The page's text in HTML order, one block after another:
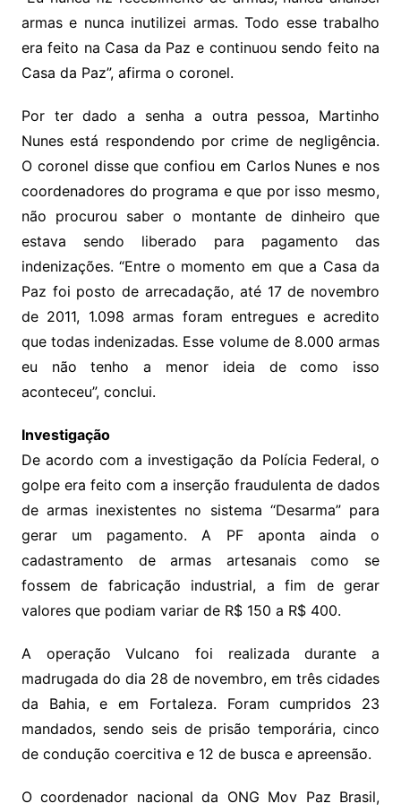
armas e nunca inutilizei armas. Todo esse trabalho
era feito na Casa da Paz e continuou sendo feito na
Casa da Paz”, afirma o coronel.
Por ter dado a senha a outra pessoa, Martinho
Nunes está respondendo por crime de negligência.
O coronel disse que confiou em Carlos Nunes e nos
coordenadores do programa e que por isso mesmo,
não procurou saber o montante de dinheiro que
estava sendo liberado para pagamento das
indenizações. “Entre o momento em que a Casa da
Paz foi posto de arrecadação, até 17 de novembro
de 2011, 1.098 armas foram entregues e acredito
que todas indenizadas. Esse volume de 8.000 armas
eu não tenho a menor ideia de como isso
aconteceu”, conclui.
Investigação
De acordo com a investigação da Polícia Federal, o
golpe era feito com a inserção fraudulenta de dados
de armas inexistentes no sistema “Desarma” para
gerar um pagamento. A PF aponta ainda o
cadastramento de armas artesanais como se
fossem de fabricação industrial, a fim de gerar
valores que podiam variar de R$ 150 a R$ 400.
A operação Vulcano foi realizada durante a
madrugada do dia 28 de novembro, em três cidades
da Bahia, e em Fortaleza. Foram cumpridos 23
mandados, sendo seis de prisão temporária, cinco
de condução coercitiva e 12 de busca e apreensão.
O coordenador nacional da ONG Mov Paz Brasil,